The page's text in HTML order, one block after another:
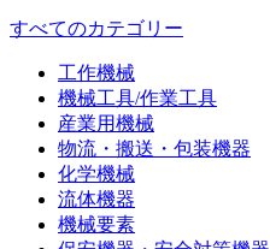
すべてのカテゴリー
工作機械
機械工具/作業工具
産業用機械
物流・搬送・包装機器
化学機械
流体機器
機械要素